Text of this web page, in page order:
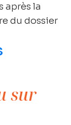
après la
du dossier
sur